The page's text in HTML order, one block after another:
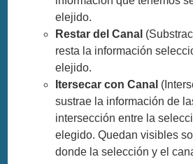
elejido.
Restar del Canal
resta la información
elejido.
Itersecar con Canal
sustrae la información de
intersección entre la
elegido. Quedan visibles
donde la selección y el